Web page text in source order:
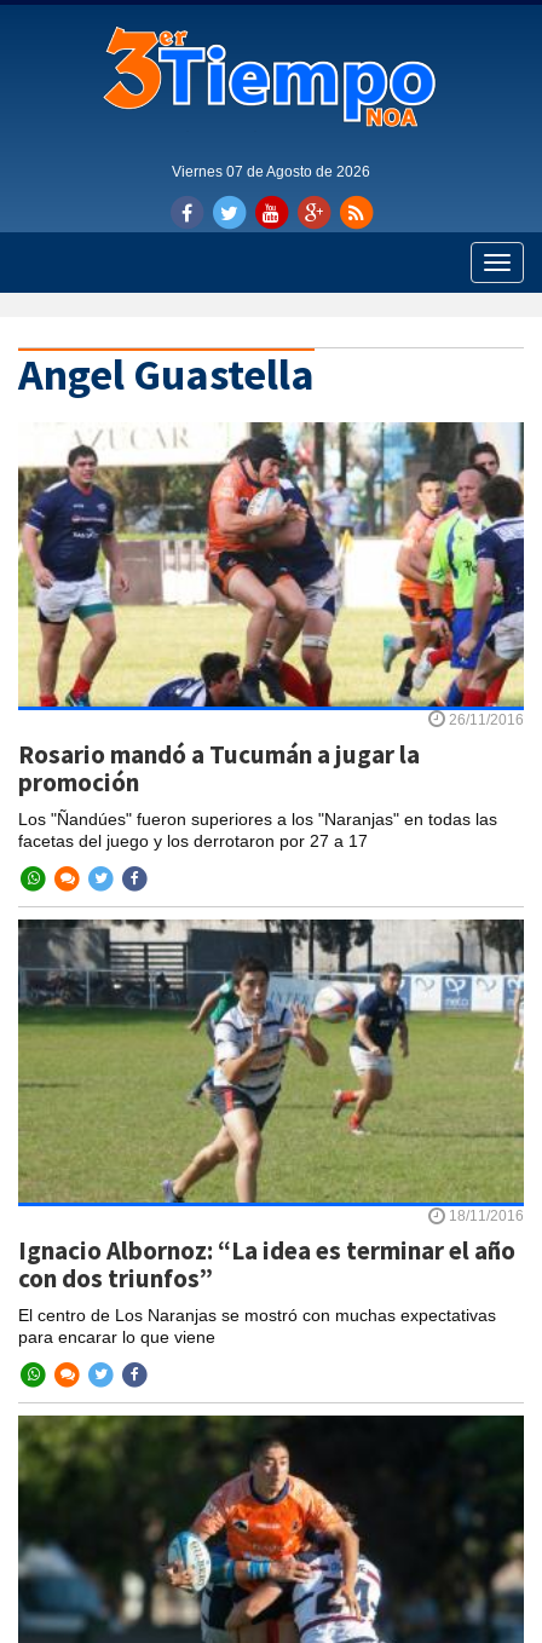
Viernes 07 de Agosto de 2026
Toggle
Angel Guastella
26/11/2016
Rosario mandó a Tucumán a jugar la
promoción
Los "Ñandúes" fueron superiores a los "Naranjas" en todas las
facetas del juego y los derrotaron por 27 a 17
18/11/2016
Ignacio Albornoz: “La idea es terminar el año
con dos triunfos”
El centro de Los Naranjas se mostró con muchas expectativas
para encarar lo que viene